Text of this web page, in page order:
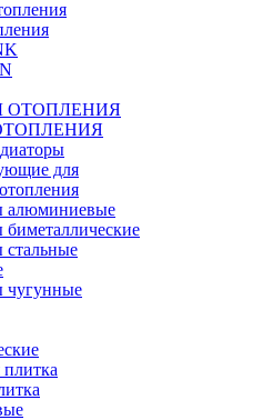
для
алюминиевые
биметаллические
стальные
чугунные